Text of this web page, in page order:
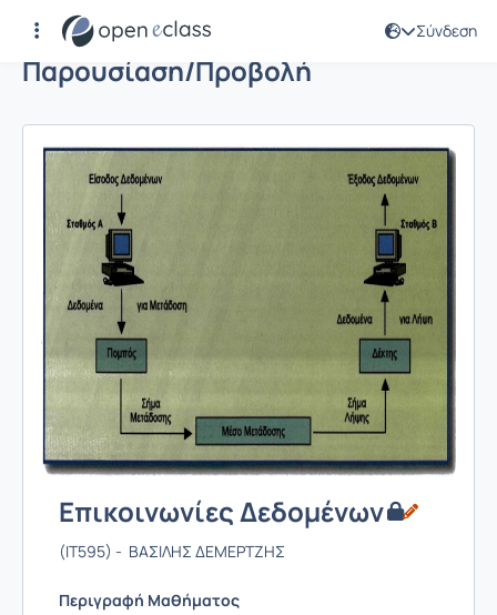
Σύνδεση
Παρουσίαση/Προβολή
Επικοινωνίες Δεδομένων
(IT595) - ΒΑΣΙΛΗΣ ΔΕΜΕΡΤΖΗΣ
Περιγραφή Μαθήματος